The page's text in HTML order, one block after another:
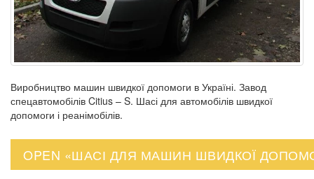
Виробництво машин швидкої допомоги в Україні. Завод
спецавтомобілів Citius – S. Шасі для автомобілів швидкої
допомоги і реанімобілів.
OPEN «ШАСІ ДЛЯ МАШИН ШВИДКОЇ